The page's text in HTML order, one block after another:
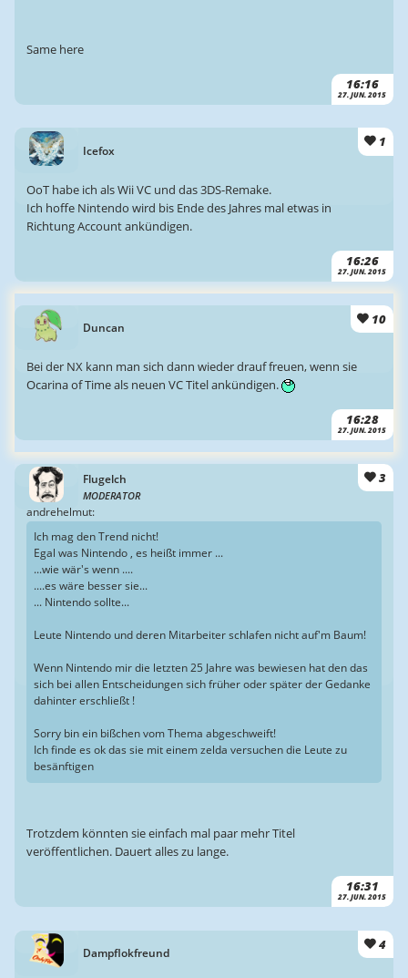
16:16
27. JUN. 2015
Same here
Icefox
1
16:26
27. JUN. 2015
OoT habe ich als Wii VC und das 3DS-Remake.
Ich hoffe Nintendo wird bis Ende des Jahres mal etwas in
Richtung Account ankündigen.
Duncan
10
16:28
27. JUN. 2015
Bei der NX kann man sich dann wieder drauf freuen, wenn sie
Ocarina of Time als neuen VC Titel ankündigen.
Flugelch
MODERATOR
3
16:31
27. JUN. 2015
andrehelmut:
Ich mag den Trend nicht!
Egal was Nintendo , es heißt immer ...
...wie wär's wenn ....
....es wäre besser sie...
... Nintendo sollte...
Leute Nintendo und deren Mitarbeiter schlafen nicht auf'm Baum!
Wenn Nintendo mir die letzten 25 Jahre was bewiesen hat den das
sich bei allen Entscheidungen sich früher oder später der Gedanke
dahinter erschließt !
Sorry bin ein bißchen vom Thema abgeschweift!
Ich finde es ok das sie mit einem zelda versuchen die Leute zu
besänftigen
Trotzdem könnten sie einfach mal paar mehr Titel
veröffentlichen. Dauert alles zu lange.
Dampflokfreund
4